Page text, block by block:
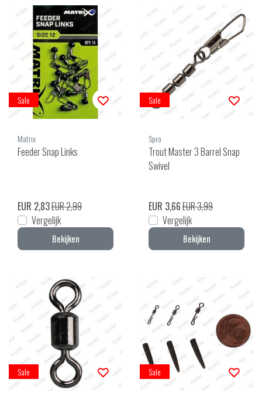
Sale
Matrix
Feeder Snap Links
EUR 2,83EUR 2,99
Vergelijk
Bekijken
Sale
Spro
Trout Master 3 Barrel Snap
Swivel
EUR 3,66EUR 3,99
Vergelijk
Bekijken
Sale Sale